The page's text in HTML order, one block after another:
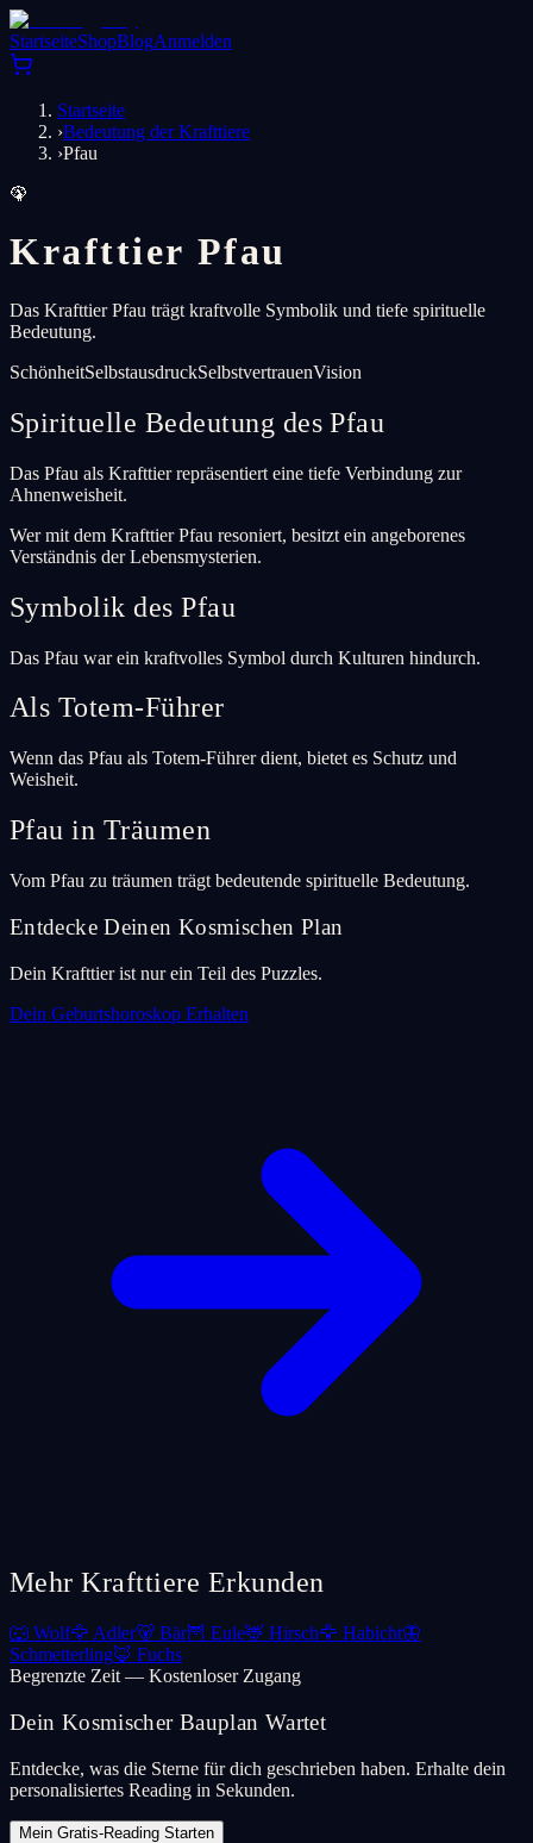
StartseiteShopBlogAnmelden
Startseite
›Bedeutung der Krafttiere
›Pfau
🦚
Krafttier Pfau
Das Krafttier Pfau trägt kraftvolle Symbolik und tiefe spirituelle
Bedeutung.
SchönheitSelbstausdruckSelbstvertrauenVision
Spirituelle Bedeutung des Pfau
Das Pfau als Krafttier repräsentiert eine tiefe Verbindung zur
Ahnenweisheit.
Wer mit dem Krafttier Pfau resoniert, besitzt ein angeborenes
Verständnis der Lebensmysterien.
Symbolik des Pfau
Das Pfau war ein kraftvolles Symbol durch Kulturen hindurch.
Als Totem-Führer
Wenn das Pfau als Totem-Führer dient, bietet es Schutz und
Weisheit.
Pfau in Träumen
Vom Pfau zu träumen trägt bedeutende spirituelle Bedeutung.
Entdecke Deinen Kosmischen Plan
Dein Krafttier ist nur ein Teil des Puzzles.
Dein Geburtshoroskop Erhalten
Mehr Krafttiere Erkunden
🐺 Wolf🦅 Adler🐻 Bär🦉 Eule🦌 Hirsch🦅 Habicht🦋
Schmetterling🦊 Fuchs
Begrenzte Zeit — Kostenloser Zugang
Dein Kosmischer Bauplan Wartet
Entdecke, was die Sterne für dich geschrieben haben. Erhalte dein
personalisiertes Reading in Sekunden.
Mein Gratis-Reading Starten